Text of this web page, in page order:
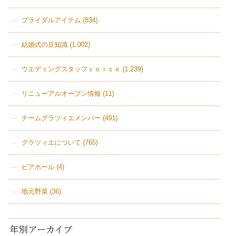
ブライダルアイテム (834)
結婚式の豆知識(1,002)
ウエディングスタッフｖｏｉｃｅ (1,239)
リニューアルオープン情報 (11)
チームグラツィエメンバー (491)
グラツィエについて (765)
ビアホール(4)
地元野菜(36)
年別アーカイブ